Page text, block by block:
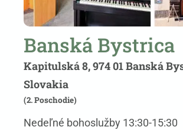
Banská Bystrica
Kapitulská 8, 974 01 Banská
Slovakia
(2. Poschodie)
Nedeľné bohoslužby 13:30-15:30